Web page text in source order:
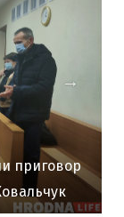
приговор